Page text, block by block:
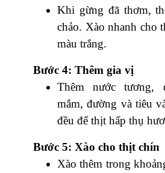
Khi gừng đã thơm,
chảo. Xào nhanh cho
màu trắng.
Bước 4: Thêm gia vị
Thêm nước tương,
mắm, đường và tiêu
đều để thịt hấp thụ
Bước 5: Xào cho thịt chín
Xào thêm trong